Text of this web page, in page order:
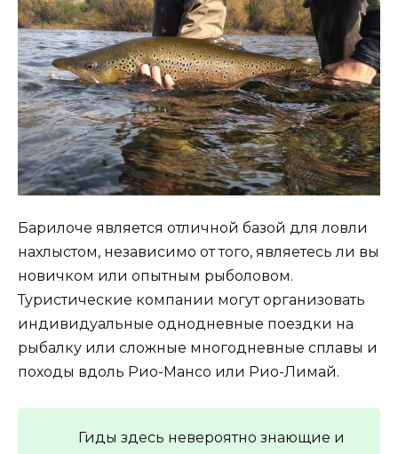
Барилоче является отличной базой для ловли
нахлыстом, независимо от того, являетесь ли вы
новичком или опытным рыболовом.
Туристические компании могут организовать
индивидуальные однодневные поездки на
рыбалку или сложные многодневные сплавы и
походы вдоль Рио-Мансо или Рио-Лимай.
Гиды здесь невероятно знающие и